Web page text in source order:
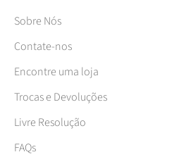
Sobre Nós
Contate-nos
Encontre uma loja
Trocas e Devoluções
Livre Resolução
FAQs